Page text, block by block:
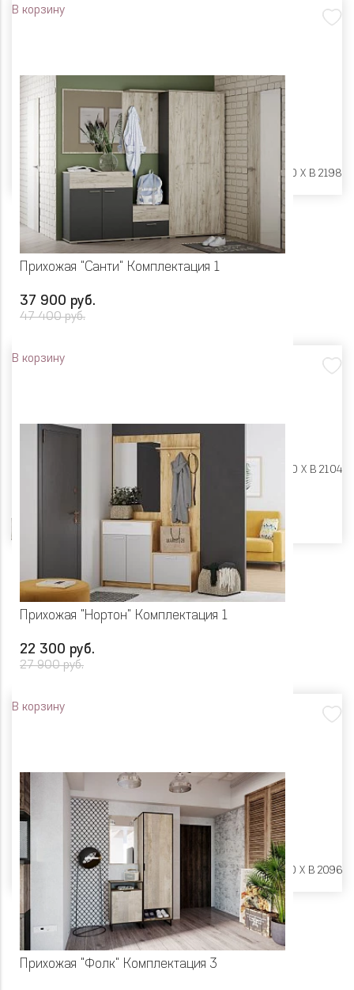
В корзину
Размеры: Ш 1756 X Г 380 X В 2198
Прихожая "Санти" Комплектация 1
37 900 руб.
47 400 руб.
В корзину
Ш 2350 X Г 400 X В 2104
Прихожая "Нортон" Комплектация 1
22 300 руб.
27 900 руб.
В корзину
Размеры: Ш 1300 X Г 400 X В 2096
Прихожая "Фолк" Комплектация 3